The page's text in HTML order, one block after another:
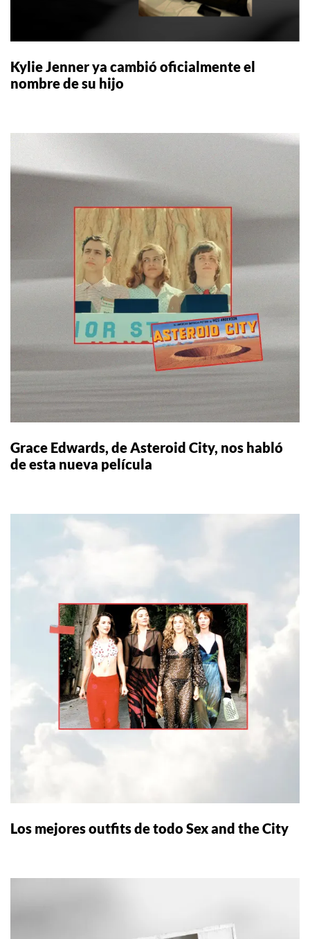
Kylie Jenner ya cambió oficialmente el
nombre de su hijo
Grace Edwards, de Asteroid City, nos habló
de esta nueva película
Los mejores outfits de todo Sex and the City